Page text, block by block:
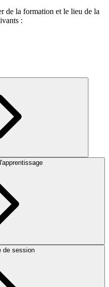
de la formation et le lieu de la
:
de session